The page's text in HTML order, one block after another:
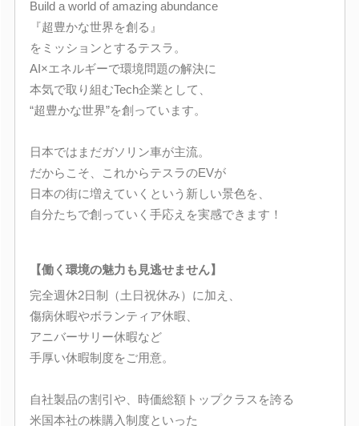
Build a world of amazing abundance
『超豊かな世界を創る』
をミッションとするテスラ。
AI×エネルギーで環境問題の解決に
本気で取り組むTech企業として、
“超豊かな世界”を創っています。
日本ではまだガソリン車が主流。
だからこそ、これからテスラのEVが
日本の街に増えていくという新しい景色を、
自分たちで創っていく手応えを実感できます！
【働く環境の魅力も見逃せません】
完全週休2日制（土日祝休み）に加え、
傷病休暇やボランティア休暇、
アニバーサリー休暇など
手厚い休暇制度をご用意。
自社製品の割引や、時価総額トップクラスを誇る
米国本社の株購入制度といった